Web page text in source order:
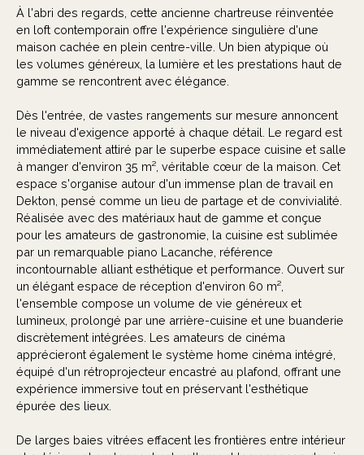
À l'abri des regards, cette ancienne chartreuse réinventée
en loft contemporain offre l'expérience singulière d'une
maison cachée en plein centre-ville. Un bien atypique où
les volumes généreux, la lumière et les prestations haut de
gamme se rencontrent avec élégance.
Dès l'entrée, de vastes rangements sur mesure annoncent
le niveau d'exigence apporté à chaque détail. Le regard est
immédiatement attiré par le superbe espace cuisine et salle
à manger d'environ 35 m², véritable cœur de la maison. Cet
espace s'organise autour d'un immense plan de travail en
Dekton, pensé comme un lieu de partage et de convivialité.
Réalisée avec des matériaux haut de gamme et conçue
pour les amateurs de gastronomie, la cuisine est sublimée
par un remarquable piano Lacanche, référence
incontournable alliant esthétique et performance. Ouvert sur
un élégant espace de réception d'environ 60 m²,
l'ensemble compose un volume de vie généreux et
lumineux, prolongé par une arrière-cuisine et une buanderie
discrètement intégrées. Les amateurs de cinéma
apprécieront également le système home cinéma intégré,
équipé d'un rétroprojecteur encastré au plafond, offrant une
expérience immersive tout en préservant l'esthétique
épurée des lieux.
De larges baies vitrées effacent les frontières entre intérieur